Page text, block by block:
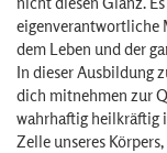
eigenverantwortliche
dem Leben und der
In dieser Ausbildung
dich mitnehmen zur
wahrhaftig heilkräftig
Zelle unseres